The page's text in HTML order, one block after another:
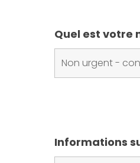
Quel est votre
Informations